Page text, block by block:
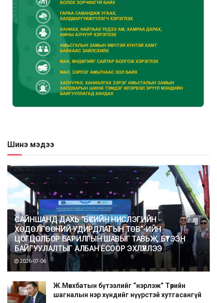
Шинэ мэдээ
САЙНШАНД ДАХЬ “БҮСИЙН НИСЛЭГИЙН
ХӨДӨЛГӨӨНИЙ УДИРДЛАГЫН ТӨВ”-ИЙН
ЦОГЦОЛБОР БАРИЛГЫН ШАВЫГ ТАВЬЖ, БҮТЭЭН
БАЙГУУЛАЛТЫГ АЛБАН ЁСООР ЭХЛҮҮЛЛЭЭ
2026-07-06
Ж.Мөнхбатын бүтээлийг “нэрлэж” Төрийн
шагналын нэр хүндийг нүүрстэй хутгасангүй